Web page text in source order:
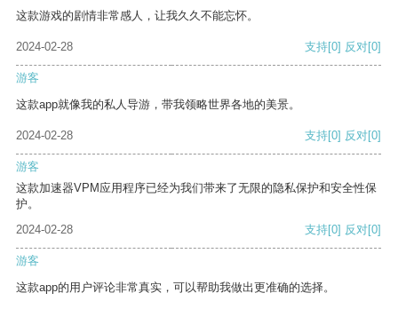
这款游戏的剧情非常感人，让我久久不能忘怀。
2024-02-28 支持[0] 反对[0]
游客
这款app就像我的私人导游，带我领略世界各地的美景。
2024-02-28 支持[0] 反对[0]
游客
这款加速器VPM应用程序已经为我们带来了无限的隐私保护和安全性保
护。
2024-02-28
支持[0] 反对[0]
游客
这款app的用户评论非常真实，可以帮助我做出更准确的选择。